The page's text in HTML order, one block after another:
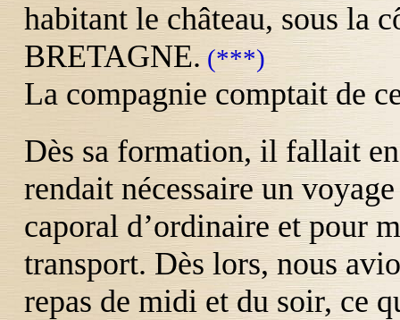
habitant le château, sous la
BRETAGNE.(***)
La compagnie comptait de
Dès sa formation, il fallait
rendait nécessaire un
caporal d’ordinaire et pour
transport. Dès lors, nous
repas de midi et du soir, ce